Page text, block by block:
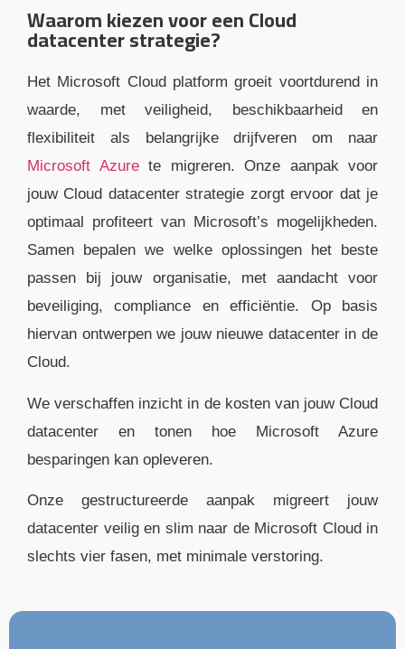
Waarom kiezen voor een Cloud
datacenter strategie?
Het Microsoft Cloud platform groeit voortdurend in
waarde, met veiligheid, beschikbaarheid en
flexibiliteit als belangrijke drijfveren om naar
Microsoft Azurete migreren. Onze aanpak voor
jouw Cloud datacenter strategie zorgt ervoor dat je
optimaal profiteert van Microsoft’s mogelijkheden.
Samen bepalen we welke oplossingen het beste
passen bij jouw organisatie, met aandacht voor
beveiliging, compliance en efficiëntie. Op basis
hiervan ontwerpen we jouw nieuwe datacenter in de
Cloud.
We verschaffen inzicht in de kosten van jouw Cloud
datacenter en tonen hoe Microsoft Azure
besparingen kan opleveren.
Onze gestructureerde aanpak migreert jouw
datacenter veilig en slim naar de Microsoft Cloud in
slechts vier fasen, met minimale verstoring.